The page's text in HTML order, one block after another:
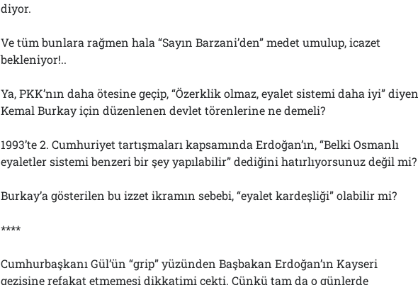
diyor.
Ve tüm bunlara rağmen hala “Sayın Barzani’den” medet umulup, icazet
bekleniyor!..
Ya, PKK’nın daha ötesine geçip, “Özerklik olmaz, eyalet sistemi daha iyi” diyen
Kemal Burkay için düzenlenen devlet törenlerine ne demeli?
1993’te 2. Cumhuriyet tartışmaları kapsamında Erdoğan’ın, “Belki Osmanlı
eyaletler sistemi benzeri bir şey yapılabilir” dediğini hatırlıyorsunuz değil mi?
Burkay’a gösterilen bu izzet ikramın sebebi, “eyalet kardeşliği” olabilir mi?
****
Cumhurbaşkanı Gül’ün “grip” yüzünden Başbakan Erdoğan’ın Kayseri
gezisine refakat etmemesi dikkatimi çekti. Çünkü tam da o günlerde